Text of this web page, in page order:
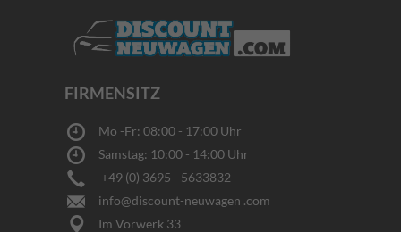
FIRMENSITZ
Mo -Fr: 08:00 - 17:00 Uhr
Samstag: 10:00 - 14:00 Uhr
+49 (0) 3695 - 5633832
info@discount-neuwagen .com
Im Vorwerk 33